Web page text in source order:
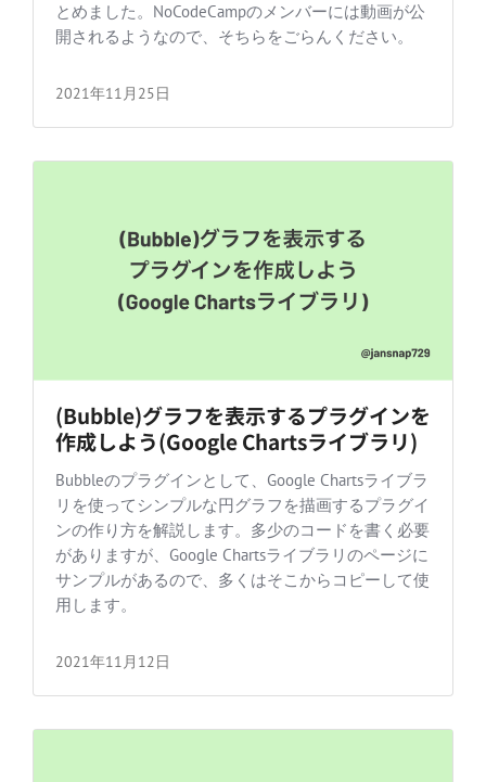
とめました。NoCodeCampのメンバーには動画が公
開されるようなので、そちらをごらんください。
2021年11月25日
(Bubble)グラフを表示するプラグインを
作成しよう(Google Chartsライブラリ)
Bubbleのプラグインとして、Google Chartsライブラ
リを使ってシンプルな円グラフを描画するプラグイ
ンの作り方を解説します。多少のコードを書く必要
がありますが、Google Chartsライブラリのページに
サンプルがあるので、多くはそこからコピーして使
用します。
2021年11月12日